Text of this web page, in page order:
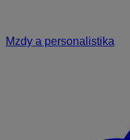
Mzdy a personalistika